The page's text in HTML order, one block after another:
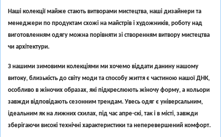
Наші колекції майже стають витворами мистецтва, наші дизайнери та
менеджери по продуктам схожі на майстрів і художників, роботу над
виготовленням одягу можна порівняти зі створенням витвору мистецтва
чи архітектури.
З нашими зимовими колекціями ми хочемо віддати данину нашому
витоку, близькість до світу моди та способу життя є частиною нашої ДНК,
особливо в жіночих образах, які підкреслюють жіночу форму, а кольори
завжди відповідають сезонним трендам. Увесь одяг є універсальним,
ідеальним як на лижних схилах, під час апре-скі, так і в місті, завжди
зберігаючи високі технічні характеристики та неперевершений комфорт.